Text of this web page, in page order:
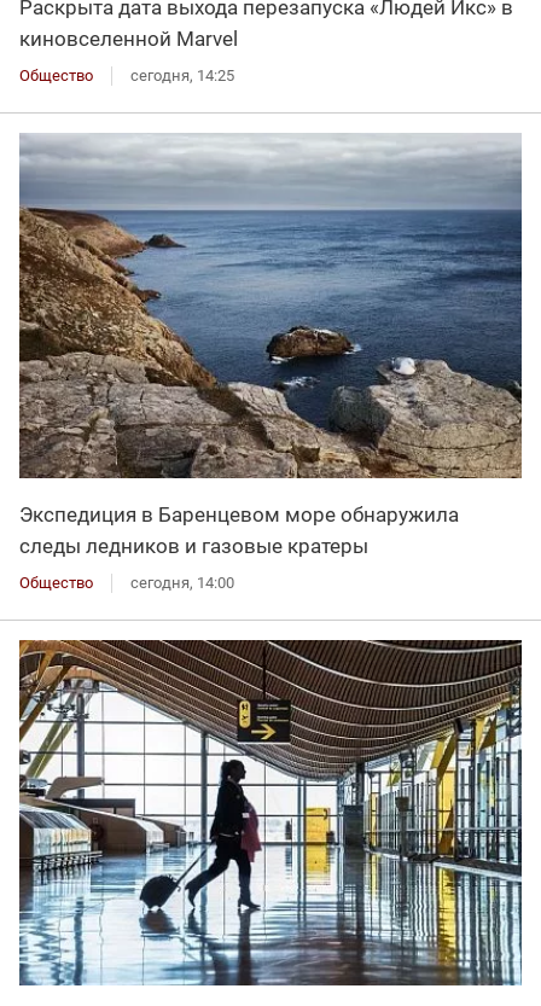
Раскрыта дата выхода перезапуска «Людей Икс» в
киновселенной Marvel
Общество сегодня, 14:25
Экспедиция в Баренцевом море обнаружила
следы ледников и газовые кратеры
Общество сегодня, 14:00